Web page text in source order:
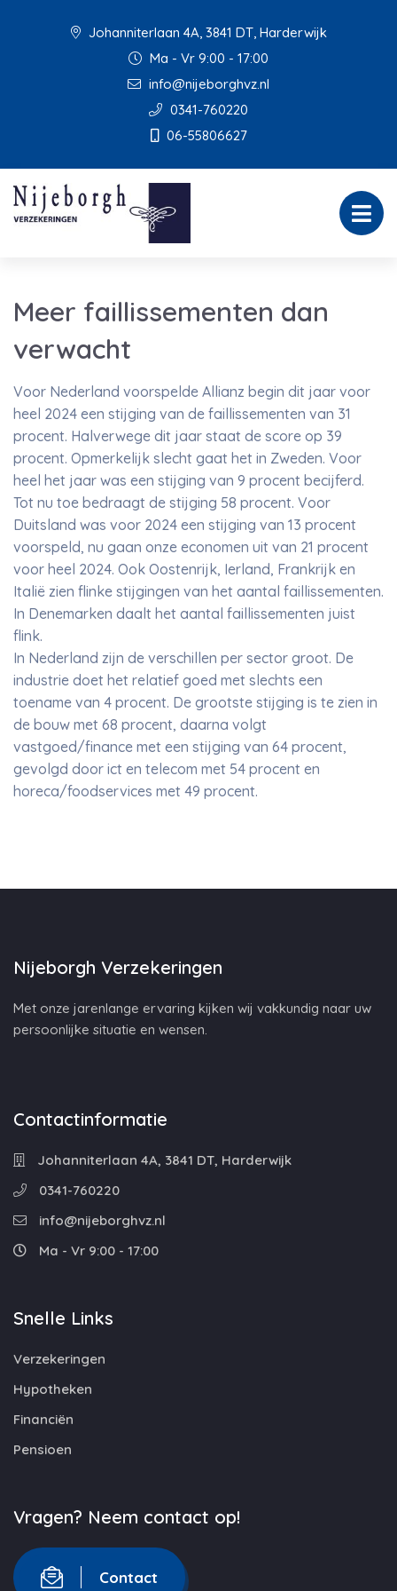
Johanniterlaan 4A, 3841 DT, Harderwijk
Ma - Vr 9:00 - 17:00
info@nijeborghvz.nl
0341-760220
06-55806627
Meer faillissementen dan
verwacht
Voor Nederland voorspelde Allianz begin dit jaar voor
heel 2024 een stijging van de faillissementen van 31
procent. Halverwege dit jaar staat de score op 39
procent. Opmerkelijk slecht gaat het in Zweden. Voor
heel het jaar was een stijging van 9 procent becijferd.
Tot nu toe bedraagt de stijging 58 procent. Voor
Duitsland was voor 2024 een stijging van 13 procent
voorspeld, nu gaan onze economen uit van 21 procent
voor heel 2024. Ook Oostenrijk, Ierland, Frankrijk en
Italië zien flinke stijgingen van het aantal faillissementen.
In Denemarken daalt het aantal faillissementen juist
flink.
In Nederland zijn de verschillen per sector groot. De
industrie doet het relatief goed met slechts een
toename van 4 procent. De grootste stijging is te zien in
de bouw met 68 procent, daarna volgt
vastgoed/finance met een stijging van 64 procent,
gevolgd door ict en telecom met 54 procent en
horeca/foodservices met 49 procent.
Nijeborgh Verzekeringen
Met onze jarenlange ervaring kijken wij vakkundig naar uw
persoonlijke situatie en wensen.
Contactinformatie
Johanniterlaan 4A, 3841 DT, Harderwijk
0341-760220
info@nijeborghvz.nl
Ma - Vr 9:00 - 17:00
Snelle Links
Verzekeringen
Hypotheken
Financiën
Pensioen
Vragen? Neem contact op!
Contact